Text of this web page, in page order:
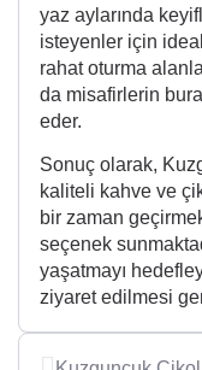
yaz aylarında
isteyenler için
rahat oturma
da misafirlerin
eder.
Sonuç olarak,
kaliteli kahve ve
bir zaman
seçenek
yaşatmayı
ziyaret edilmesi